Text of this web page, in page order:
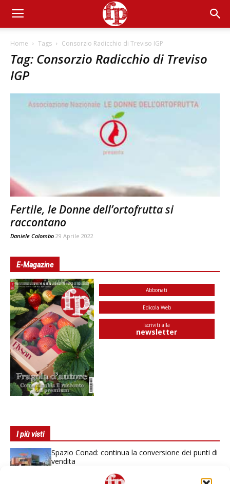
Home Tags Consorzio Radicchio di Treviso IGP
Tag: Consorzio Radicchio di Treviso
IGP
Fertile, le Donne dell’ortofrutta si
raccontano
Daniele Colombo 29 Aprile 2022
E-Magazine
Abbonati
Edicola Web
Iscriviti alla
newsletter
I più visti
Spazio Conad: continua la conversione dei punti di
vendita